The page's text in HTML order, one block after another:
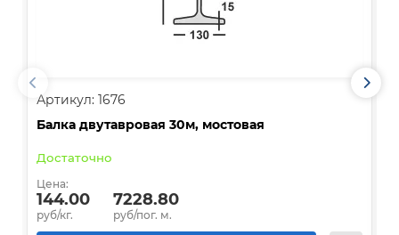
Артикул: 1676
Балка двутавровая 30м, мостовая
Достаточно
Цена:
144.00
руб/кг.
7228.80
руб/пог. м.